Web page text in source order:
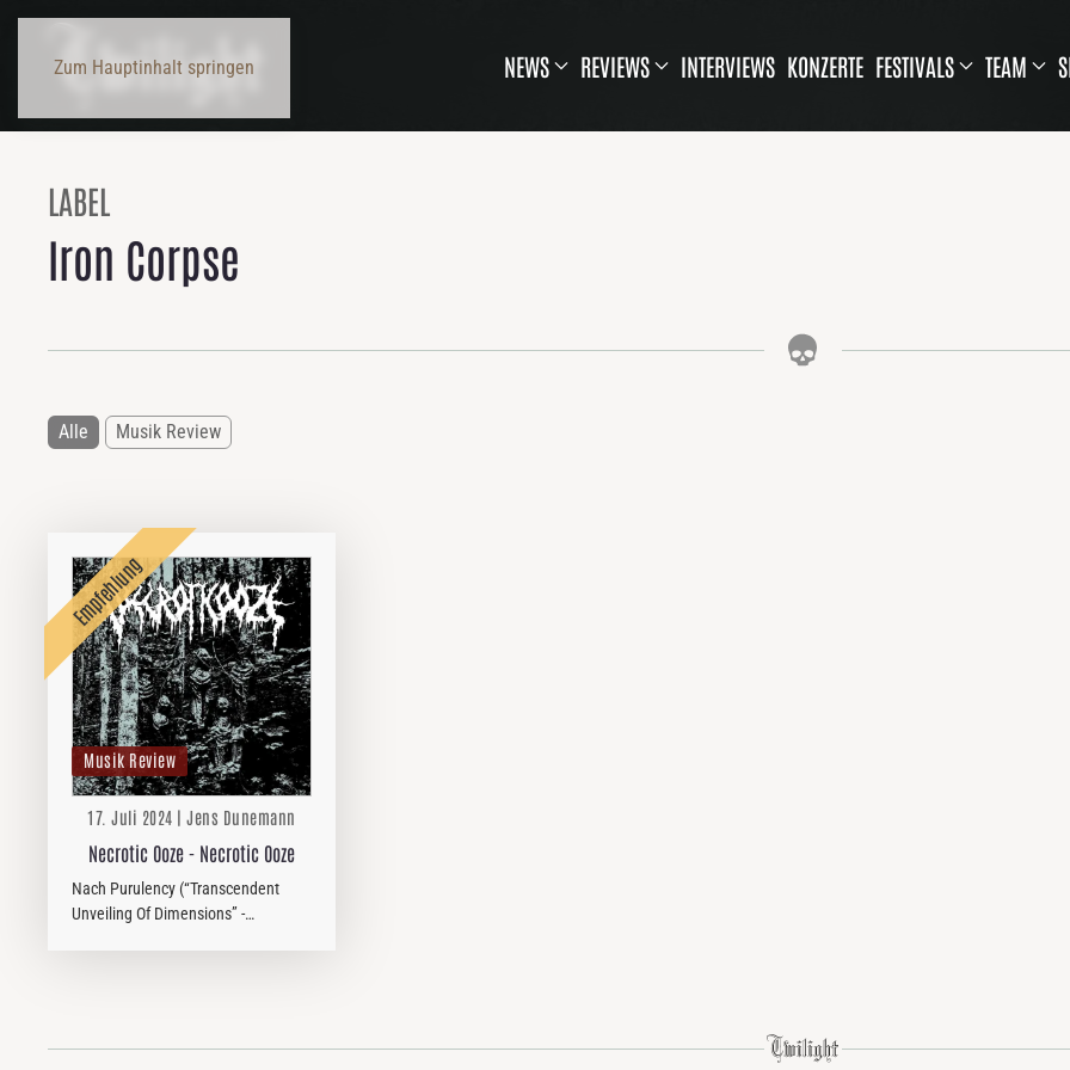
Zum Hauptinhalt springen NEWS REVIEWS INTERVIEWS KONZERTE FESTIVALS TEAM
LABEL
Iron Corpse
Alle Musik Review
Musik Review
17. Juli 2024 | Jens Dunemann
Necrotic Ooze - Necrotic Ooze
Nach Purulency (“Transcendent
Unveiling Of Dimensions” -